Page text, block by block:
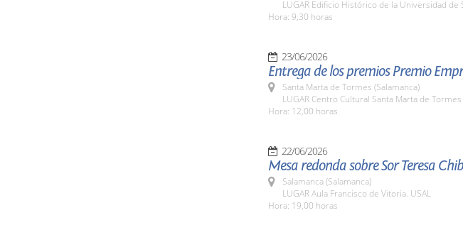
LUGAR Edificio Histórico de la Universidad de
Hora: 9,30 horas
23/06/2026
Entrega de los premios Premio
Santa Marta de Tormes (Salamanca)
LUGAR Centro Cultural Santa Marta de Tormes
Hora: 12,00 horas
22/06/2026
Mesa redonda sobre Sor Teresa
Salamanca (Salamanca)
LUGAR Aula Francisco de Vitoria. USAL
Hora: 19,00 horas